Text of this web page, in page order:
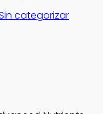
categorizar